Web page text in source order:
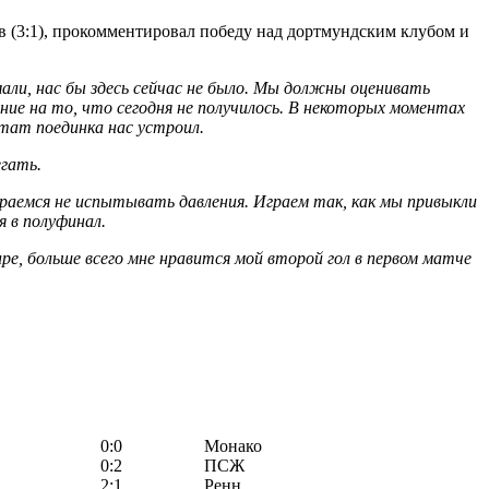
прокомментировал победу над дортмундским клубом и
нас бы здесь сейчас не было. Мы должны оценивать
то, что сегодня не получилось. В некоторых моментах
поединка нас устроил.
не испытывать давления. Играем так, как мы привыкли
в полуфинал.
больше всего мне нравится мой второй гол в первом матче
0:0
Монако
0:2
ПСЖ
2:1
Ренн